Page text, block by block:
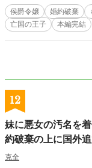
うとしたと王家の怒りを
信用を著しく落としてし
約を交わす。それは「ア
尻拭いを一人でさせられ
け贄になる、ということ
侯爵令嬢 婚約破棄
亡国の王子
本編完結
12
妹に悪女の汚名を
約破棄の上に国外
克全